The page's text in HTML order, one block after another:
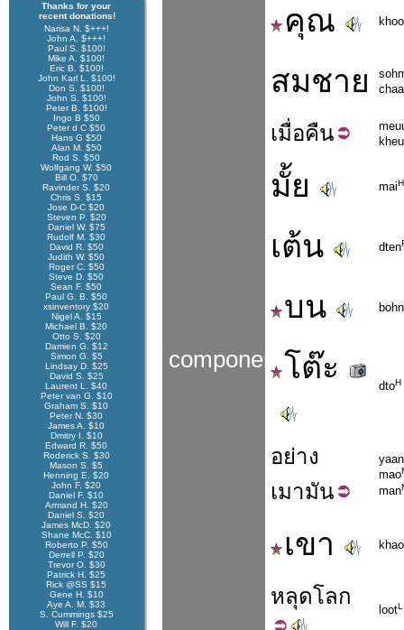
Thanks for your
recent donations!
Narisa N. $+++!
John A. $+++!
Paul S. $100!
Mike A. $100!
Eric B. $100!
John Karl L. $100!
Don S. $100!
John S. $100!
Peter B. $100!
Ingo B $50
Peter d C $50
Hans G $50
Alan M. $50
Rod S. $50
Wolfgang W. $50
Bill O. $70
Ravinder S. $20
Chris S. $15
Jose D-C $20
Steven P. $20
Daniel W. $75
Rudolf M. $30
David R. $50
Judith W. $50
Roger C. $50
Steve D. $50
Sean F. $50
Paul G. B. $50
xsinventory $20
Nigel A. $15
Michael B. $20
Otto S. $20
Damien G. $12
Simon G. $5
Lindsay D. $25
David S. $25
Laurent L. $40
Peter van G. $10
Graham S. $10
Peter N. $30
James A. $10
Dmitry I. $10
Edward R. $50
Roderick S. $30
Mason S. $5
Henning E. $20
John F. $20
Daniel F. $10
Armand H. $20
Daniel S. $20
James McD. $20
Shane McC. $10
Roberto P. $50
Derrell P. $20
Trevor O. $30
Patrick H. $25
Rick @SS $15
Gene H. $10
Aye A. M. $33
S. Cummings $25
Will F. $20
components
คุณ
สมชาย
เมื่อคืน
มั้ย maiH
เต้น dten
บน bohn
โต๊ะ
dtoH
อย่าง
เมามัน
mao
man
เขา khao
หลุดโลก
lootL